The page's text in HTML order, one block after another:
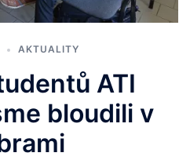
AKTUALITY
ATI
bloudili v